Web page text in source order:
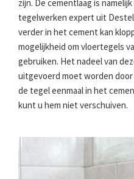
zijn. De cementlaag is
tegelwerken expert uit
verder in het cement kan
mogelijkheid om vloertegels
gebruiken. Het nadeel van
uitgevoerd moet worden door
de tegel eenmaal in het
kunt u hem niet verschuiven.